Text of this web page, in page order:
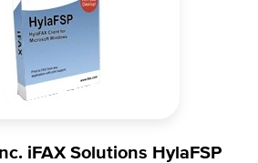
iFAX Solutions HylaFSP